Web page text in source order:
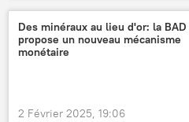
Des minéraux au lieu d'or: la BAD
propose un nouveau mécanisme
monétaire
2 Février 2025, 19:06